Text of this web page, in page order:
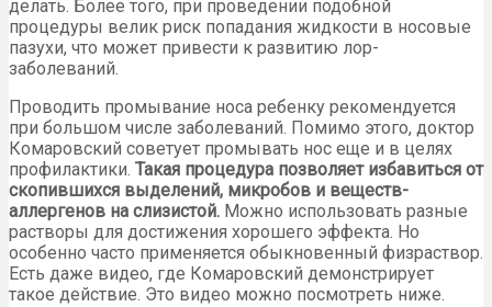
делать. Более того, при проведении подобной
процедуры велик риск попадания жидкости в носовые
пазухи, что может привести к развитию лор-
заболеваний.
Проводить промывание носа ребенку рекомендуется
при большом числе заболеваний. Помимо этого, доктор
Комаровский советует промывать нос еще и в целях
профилактики. Такая процедура позволяет избавиться от
скопившихся выделений, микробов и веществ-
аллергенов на слизистой. Можно использовать разные
растворы для достижения хорошего эффекта. Но
особенно часто применяется обыкновенный физраствор.
Есть даже видео, где Комаровский демонстрирует
такое действие. Это видео можно посмотреть ниже.